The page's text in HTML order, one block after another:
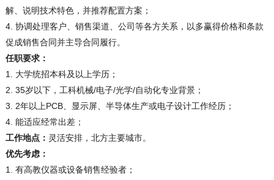
解、说明技术特色，并推荐配置方案；
4. 协调处理客户、销售渠道、公司等各方关系，以多赢得价格和条款
促成销售合同并主导合同履行。
任职要求：
1
大学统招本科及以上学历；
2 35岁以下，工科机械/电子/光学/自动化专业背景；
3
2年以上PCB、显示屏、半导体生产或电子设计工作经历；
4. 能适应经常出差；
工作地点： 灵活安排，北方主要城市。
优先考虑：
1
有高教仪器或设备销售经验者；